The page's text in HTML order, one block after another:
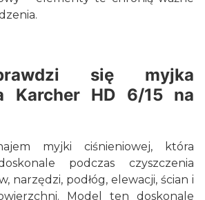
się myjka
Karcher HD 6/15 na
myjki ciśnieniowej, która
podczas czyszczenia
narzędzi, podłóg, elewacji, ścian i
Model ten doskonale